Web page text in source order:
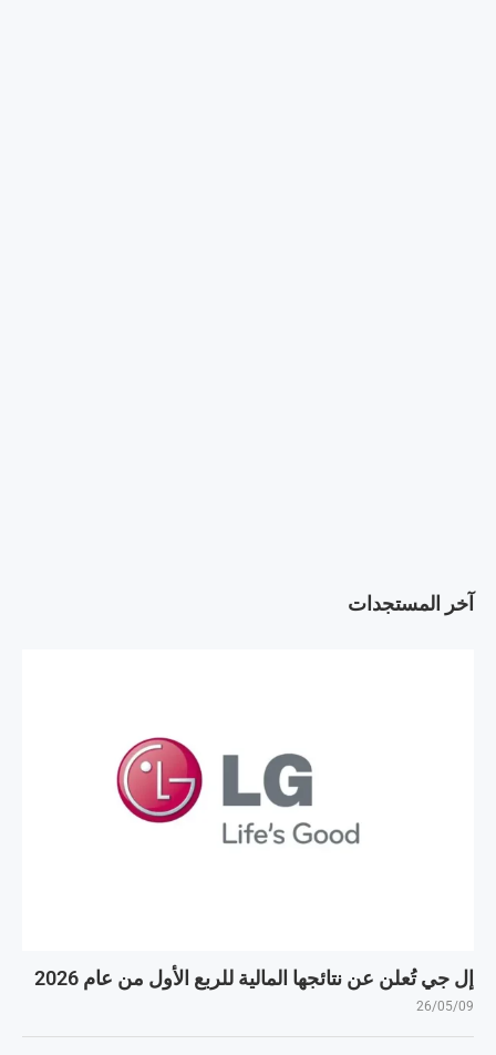
آخر المستجدات
إل جي تُعلن عن نتائجها المالية للربع الأول من عام 2026
26/05/09